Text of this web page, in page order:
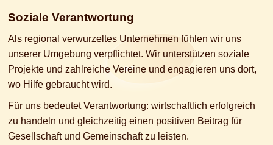
Soziale Verantwortung
Als regional verwurzeltes Unternehmen fühlen wir uns
unserer Umgebung verpflichtet. Wir unterstützen soziale
Projekte und zahlreiche Vereine und engagieren uns dort,
wo Hilfe gebraucht wird.
Für uns bedeutet Verantwortung: wirtschaftlich erfolgreich
zu handeln und gleichzeitig einen positiven Beitrag für
Gesellschaft und Gemeinschaft zu leisten.